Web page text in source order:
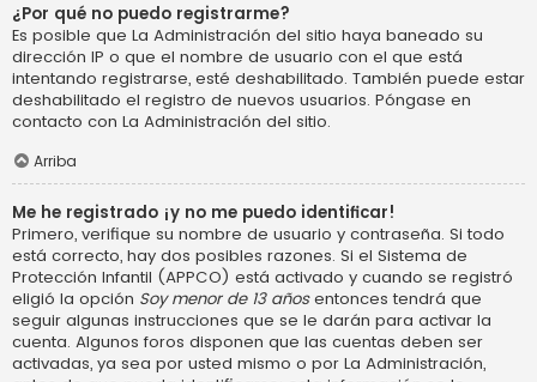
¿Por qué no puedo registrarme?
Es posible que La Administración del sitio haya baneado su
dirección IP o que el nombre de usuario con el que está
intentando registrarse, esté deshabilitado. También puede estar
deshabilitado el registro de nuevos usuarios. Póngase en
contacto con La Administración del sitio.
Arriba
Me he registrado ¡y no me puedo identificar!
Primero, verifique su nombre de usuario y contraseña. Si todo
está correcto, hay dos posibles razones. Si el Sistema de
Protección Infantil (APPCO) está activado y cuando se registró
eligió la opción Soy menor de 13 añosentonces tendrá que
seguir algunas instrucciones que se le darán para activar la
cuenta. Algunos foros disponen que las cuentas deben ser
activadas, ya sea por usted mismo o por La Administración,